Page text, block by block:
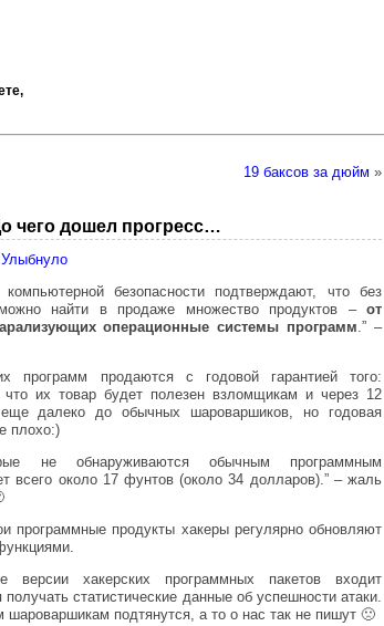
19 баксов за дюйм »
чего дошел прогресс…
Улыбнуло
безопасности подтверждают, что без
найти в продаже множество продуктов – от
операционные системы программ.” –
программ продаются с годовой гарантией того:
что их товар будет полезен взломщикам и через 12
далеко до обычных шароваршиков, но годовая
плохо:)
не обнаруживаются обычным программным
всего около 17 фунтов (около 34 долларов).” – жаль
программные продукты хакеры регулярно обновляют
версии хакерских программных пакетов входит
статистические данные об успешности атаки.
подтянутся, а то о нас так не пишут 🙁